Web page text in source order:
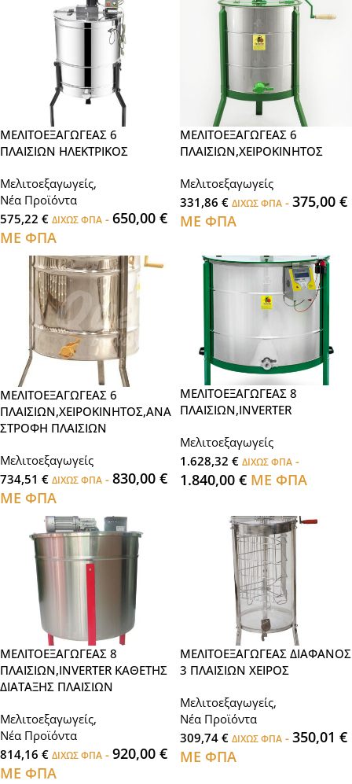
ΜΕΛΙΤΟΕΞΑΓΩΓΕΑΣ 6
ΠΛΑΙΣΙΩΝ ΗΛΕΚΤΡΙΚΟΣ
Μελιτοεξαγωγείς,
Νέα Προϊόντα
575,22 € ΔΙΧΩΣ ΦΠΑ - 650,00 €
ΜΕ ΦΠΑ
ΜΕΛΙΤΟΕΞΑΓΩΓΕΑΣ 6
ΠΛΑΙΣΙΩΝ,ΧΕΙΡΟΚΙΝΗΤΟΣ
Μελιτοεξαγωγείς
331,86 € ΔΙΧΩΣ ΦΠΑ - 375,00 €
ΜΕ ΦΠΑ
ΜΕΛΙΤΟΕΞΑΓΩΓΕΑΣ 6
ΠΛΑΙΣΙΩΝ,ΧΕΙΡΟΚΙΝΗΤΟΣ,ΑΝΑ
ΣΤΡΟΦΗ ΠΛΑΙΣΙΩΝ
Μελιτοεξαγωγείς
734,51 € ΔΙΧΩΣ ΦΠΑ - 830,00 €
ΜΕ ΦΠΑ
ΜΕΛΙΤΟΕΞΑΓΩΓΕΑΣ 8
ΠΛΑΙΣΙΩΝ,INVERTER
Μελιτοεξαγωγείς
1.628,32 € ΔΙΧΩΣ ΦΠΑ -
1.840,00 € ΜΕ ΦΠΑ
ΜΕΛΙΤΟΕΞΑΓΩΓΕΑΣ 8
ΠΛΑΙΣΙΩΝ,INVERTER ΚΑΘΕΤΗΣ
ΔΙΑΤΑΞΗΣ ΠΛΑΙΣΙΩΝ
Μελιτοεξαγωγείς,
Νέα Προϊόντα
814,16 € ΔΙΧΩΣ ΦΠΑ - 920,00 €
ΜΕ ΦΠΑ
ΜΕΛΙΤΟΕΞΑΓΩΓΕΑΣ ΔΙΑΦΑΝΟΣ
3 ΠΛΑΙΣΙΩΝ ΧΕΙΡΟΣ
Μελιτοεξαγωγείς,
Νέα Προϊόντα
309,74 € ΔΙΧΩΣ ΦΠΑ - 350,01 €
ΜΕ ΦΠΑ